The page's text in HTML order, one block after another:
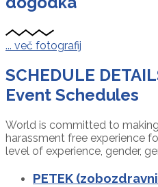
... več fotografij
SCHEDULE
Event Schedules
World is committed to
harassment free experience
level of experience, gender,
PETEK